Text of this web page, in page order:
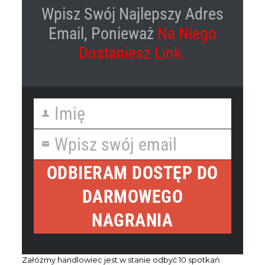
Wpisz Swój Najlepszy Adres
Email, Ponieważ Na Niego
Dostaniesz Link.
First
Name
Imię
Your
email
Wpisz swój email
ODBIERAM DOSTĘP DO
DARMOWEGO
NAGRANIA
Załóżmy handlowiec jest w stanie odbyć 10 spotkań